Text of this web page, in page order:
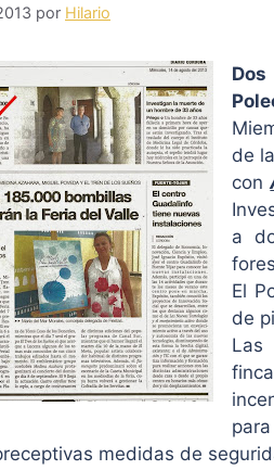
por Hilario
de
con
a
El
de
Las
medidas de